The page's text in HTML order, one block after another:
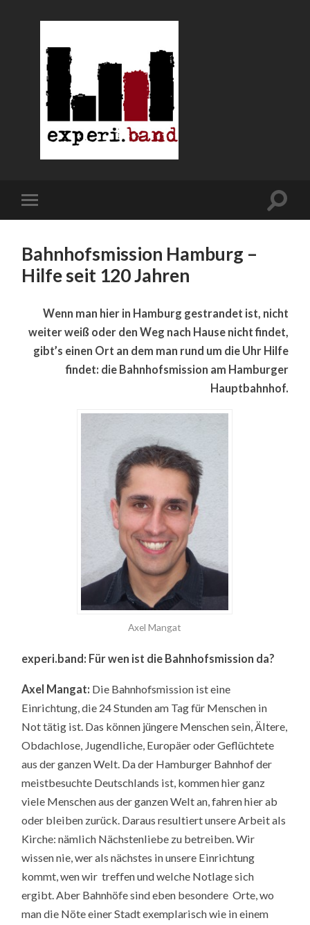
Bahnhofsmission Hamburg –
Hilfe seit 120 Jahren
Wenn man hier in Hamburg gestrandet ist, nicht
weiter weiß oder den Weg nach Hause nicht findet,
gibt’s einen Ort an dem man rund um die Uhr Hilfe
findet: die Bahnhofsmission am Hamburger
Hauptbahnhof.
Axel Mangat
experi.band: Für wen ist die Bahnhofsmission da?
Axel Mangat: Die Bahnhofsmission ist eine
Einrichtung, die 24 Stunden am Tag für Menschen in
Not tätig ist. Das können jüngere Menschen sein, Ältere,
Obdachlose, Jugendliche, Europäer oder Geflüchtete
aus der ganzen Welt. Da der Hamburger Bahnhof der
meistbesuchte Deutschlands ist, kommen hier ganz
viele Menschen aus der ganzen Welt an, fahren hier ab
oder bleiben zurück. Daraus resultiert unsere Arbeit als
Kirche: nämlich Nächstenliebe zu betreiben. Wir
wissen nie, wer als nächstes in unsere Einrichtung
kommt, wen wir treffen und welche Notlage sich
ergibt. Aber Bahnhöfe sind eben besondere Orte, wo
man die Nöte einer Stadt exemplarisch wie in einem